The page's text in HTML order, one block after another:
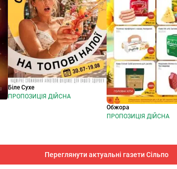
Біле Сухе
ПРОПОЗИЦІЯ ДІЙСНА
Обжора
ПРОПОЗИЦІЯ ДІЙСНА
Переглянути актуальні газети Сільпо